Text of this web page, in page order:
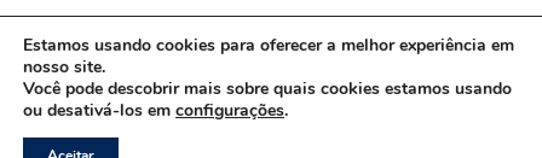
Copyright © 2026 www.ACORDA DF
Estamos usando cookies para oferecer a melhor experiência em
nosso site.
Você pode descobrir mais sobre quais cookies estamos usando
ou desativá-los em configurações.